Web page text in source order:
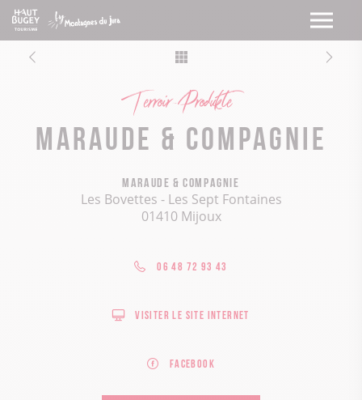
Terroir-Produkte
Maraude & compagnie
Maraude & compagnie
Les Bovettes - Les Sept Fontaines
01410 Mijoux
06 48 72 93 43
Visiter le site internet
Facebook